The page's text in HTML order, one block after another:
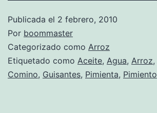
Publicada el 2 febrero, 2010
Por boommaster
Categorizado como Arroz
Etiquetado como Aceite, Agua, Arroz,
Comino, Guisantes, Pimienta, Pimiento